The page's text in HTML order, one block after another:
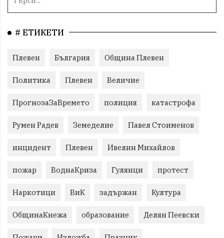
# ЕТИКЕТИ
Плевен България Община Плевен
Политика Плевен Величие
ПрогнозаЗаВремето полиция катастрофа
Румен Радев Земеделие Павел Стоименов
инцидент Плевен Ивелин Михайлов
пожар ВоднаКриза Гулянци протест
Наркотици ВиК задържан Култура
ОбщинаКнежа образование Делян Пеевски